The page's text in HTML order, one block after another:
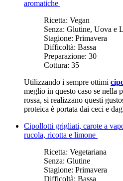
aromatiche
Ricetta: Vegan
Senza: Glutine, Uova e
Stagione: Primavera
Difficoltà: Bassa
Preparazione: 30
Cottura: 35
Utilizzando i sempre ottimi
meglio in questo caso se nella
rossa, si realizzano questi
proteica è portata dai ceci e
Cipollotti grigliati, carote a
rucola, ricotta e limone
Ricetta: Vegetariana
Senza: Glutine
Stagione: Primavera
Difficoltà: Bassa